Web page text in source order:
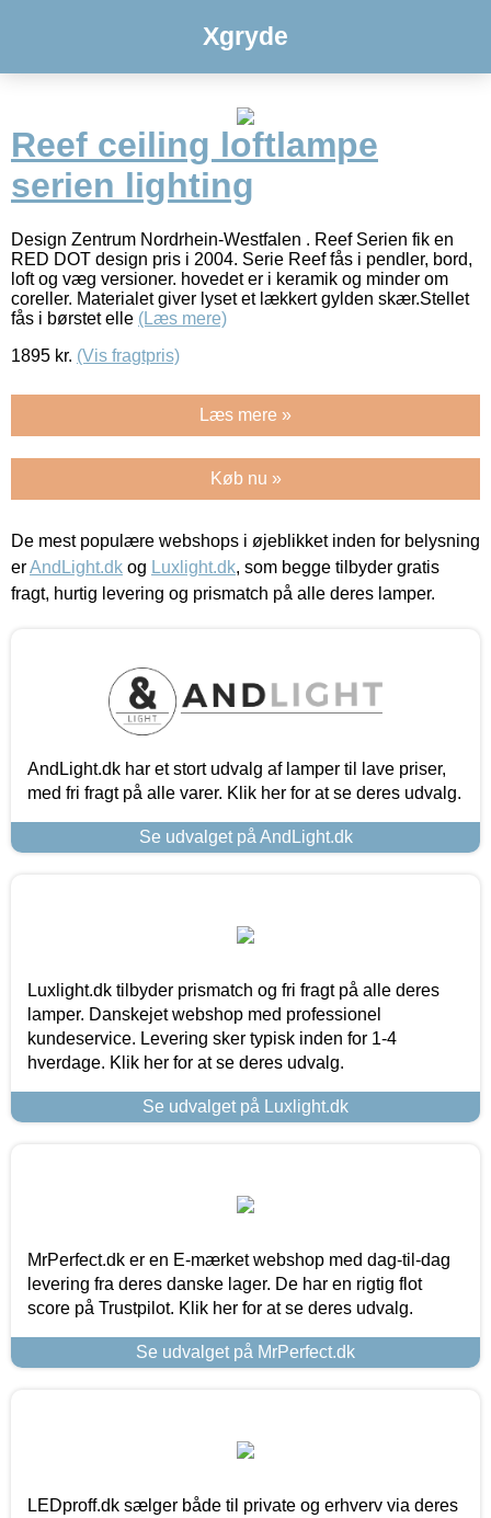
Xgryde
Reef ceiling loftlampe
serien lighting
Design Zentrum Nordrhein-Westfalen . Reef Serien fik en
RED DOT design pris i 2004. Serie Reef fås i pendler, bord,
loft og væg versioner. hovedet er i keramik og minder om
coreller. Materialet giver lyset et lækkert gylden skær.Stellet
fås i børstet elle (Læs mere)
1895 kr. (Vis fragtpris)
Læs mere »
Køb nu »
De mest populære webshops i øjeblikket inden for belysning
erAndLight.dk og Luxlight.dk, som begge tilbyder gratis
fragt, hurtig levering og prismatch på alle deres lamper.
AndLight.dk har et stort udvalg af lamper til lave priser,
med fri fragt på alle varer. Klik her for at se deres udvalg.
Se udvalget på AndLight.dk
Luxlight.dk tilbyder prismatch og fri fragt på alle deres
lamper. Danskejet webshop med professionel
kundeservice. Levering sker typisk inden for 1-4
hverdage. Klik her for at se deres udvalg.
Se udvalget på Luxlight.dk
MrPerfect.dk er en E-mærket webshop med dag-til-dag
levering fra deres danske lager. De har en rigtig flot
score på Trustpilot. Klik her for at se deres udvalg.
Se udvalget på MrPerfect.dk
LEDproff.dk sælger både til private og erhverv via deres